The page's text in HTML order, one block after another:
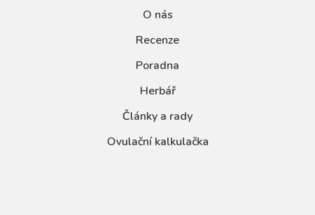
O nás
Recenze
Poradna
Herbář
Články a rady
Ovulační kalkulačka